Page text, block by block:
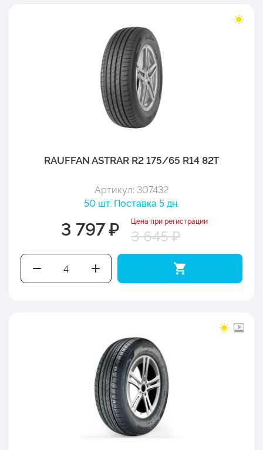
RAUFFAN ASTRAR R2 175/65 R14 82T
Артикул: 307432
50 шт. Поставка 5 дн.
3 797 ₽ Цена при регистрации
3 645 ₽